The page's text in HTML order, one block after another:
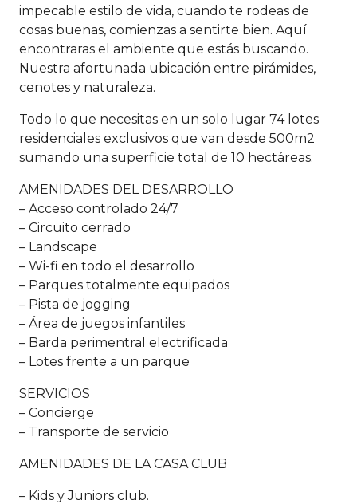
impecable estilo de vida, cuando te rodeas de
cosas buenas, comienzas a sentirte bien. Aquí
encontraras el ambiente que estás buscando.
Nuestra afortunada ubicación entre pirámides,
cenotes y naturaleza.
Todo lo que necesitas en un solo lugar 74 lotes
residenciales exclusivos que van desde 500m2
sumando una superficie total de 10 hectáreas.
AMENIDADES DEL DESARROLLO
– Acceso controlado 24/7
– Circuito cerrado
– Landscape
– Wi-fi en todo el desarrollo
– Parques totalmente equipados
– Pista de jogging
– Área de juegos infantiles
– Barda perimentral electrificada
– Lotes frente a un parque
SERVICIOS
– Concierge
– Transporte de servicio
AMENIDADES DE LA CASA CLUB
– Kids y Juniors club.